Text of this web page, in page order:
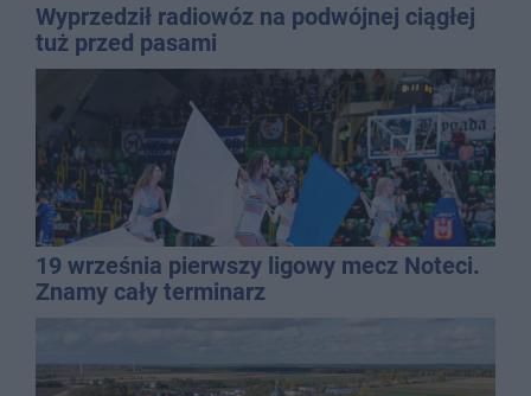
Wyprzedził radiowóz na podwójnej ciągłej
tuż przed pasami
19 września pierwszy ligowy mecz Noteci.
Znamy cały terminarz